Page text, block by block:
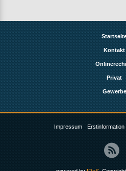
Kontakt
Privat
Gewerbe
Impressum Erstinformation